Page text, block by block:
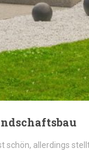
schön, allerdings